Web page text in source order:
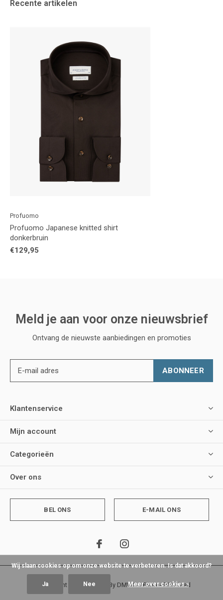
Recente artikelen
Profuomo
Profuomo Japanese knitted shirt
donkerbruin
€129,95
Meld je aan voor onze nieuwsbrief
Ontvang de nieuwste aanbiedingen en promoties
ABONNEER
Klantenservice
Mijn account
Categorieën
Over ons
BEL ONS E-MAIL ONS
© Copyright - Theme By DMWSxPlus+-RSS-feed
Wij slaan cookies op om onze website te verbeteren. Is dat akkoord?
Ja Nee Meer over cookies »